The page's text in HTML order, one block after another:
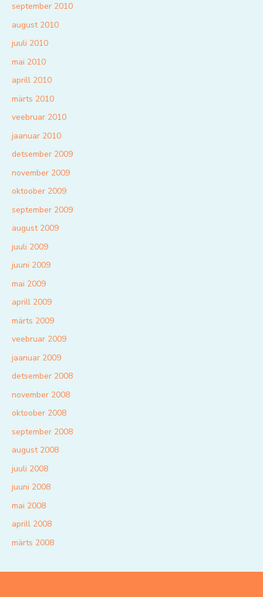
september 2010
august 2010
juuli 2010
mai 2010
aprill 2010
märts 2010
veebruar 2010
jaanuar 2010
detsember 2009
november 2009
oktoober 2009
september 2009
august 2009
juuli 2009
juuni 2009
mai 2009
aprill 2009
märts 2009
veebruar 2009
jaanuar 2009
detsember 2008
november 2008
oktoober 2008
september 2008
august 2008
juuli 2008
juuni 2008
mai 2008
aprill 2008
märts 2008